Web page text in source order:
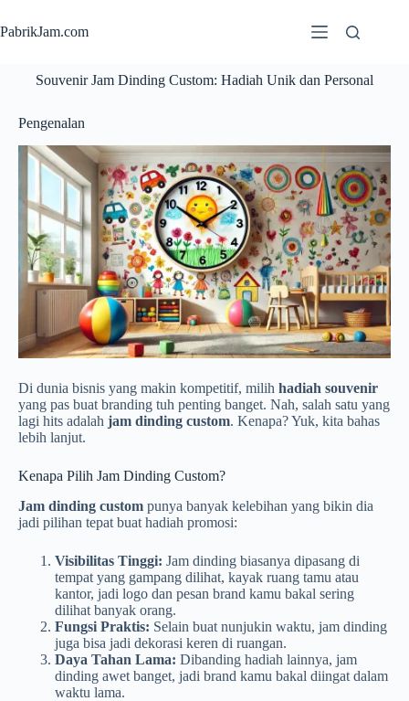
PabrikJam.com
Souvenir Jam Dinding Custom: Hadiah Unik dan Personal
Pengenalan
Di dunia bisnis yang makin kompetitif, milih hadiah souvenir
yang pas buat branding tuh penting banget. Nah, salah satu yang
lagi hits adalah jam dinding custom. Kenapa? Yuk, kita bahas
lebih lanjut.
Kenapa Pilih Jam Dinding Custom?
Jam dinding custom punya banyak kelebihan yang bikin dia
jadi pilihan tepat buat hadiah promosi:
Visibilitas Tinggi: Jam dinding biasanya dipasang di
tempat yang gampang dilihat, kayak ruang tamu atau
kantor, jadi logo dan pesan brand kamu bakal sering
dilihat banyak orang.
Fungsi Praktis: Selain buat nunjukin waktu, jam dinding
juga bisa jadi dekorasi keren di ruangan.
Daya Tahan Lama: Dibanding hadiah lainnya, jam
dinding awet banget, jadi brand kamu bakal diingat dalam
waktu lama.